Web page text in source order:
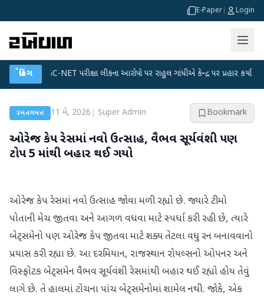
E-Paper Login
બ્રેકિંગ
UGC-NET પરીક્ષા લીકના આરોપો પર રાહુલ ગાંધીએ કેન્દ્ર પર પ્રહાર કર્યા ●
રમતગમત 11 મે, 2026 Super Admin Bookmark
ઓરેન્જ કેપ રેસમાં નવો ઉત્સાહ, વૈભવ સૂર્યવંશી પણ
ટોપ 5 માંથી બહાર થઈ ગયો
ઓરેન્જ કેપ રેસમાં નવો ઉત્સાહ જોવા મળી રહ્યો છે. જ્યારે ટીમો
પોતાની મેચ જીતવા અને આગળ વધવા માટે સ્પર્ધા કરી રહી છે, ત્યારે
બેટ્સમેનો પણ ઓરેન્જ કેપ જીતવા માટે શક્ય તેટલા વધુ રન બનાવવાનો
પ્રયાસ કરી રહ્યા છે. આ દરમિયાન, રાજસ્થાન રોયલ્સનો ઓપનર અને
વિસ્ફોટક બેટ્સમેન વૈભવ સૂર્યવંશી રેસમાંથી બહાર થઈ રહ્યો હોય તેવું
લાગે છે. તે હાલમાં ટોચના પાંચ બેટ્સમેનોમાં શામેલ નથી. જોકે, એક